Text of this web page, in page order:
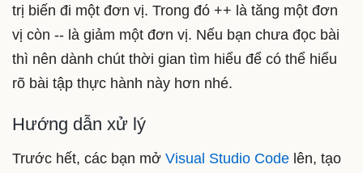
trị biến đi một đơn vị. Trong đó ++ là tăng một đơn
vị còn -- là giảm một đơn vị. Nếu bạn chưa đọc bài
thì nên dành chút thời gian tìm hiểu để có thể hiểu
rõ bài tập thực hành này hơn nhé.
Hướng dẫn xử lý
Trước hết, các bạn mở Visual Studio Code lên, tạo